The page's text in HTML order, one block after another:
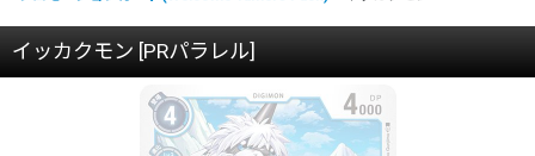
イッカクモン [PRパラレル]